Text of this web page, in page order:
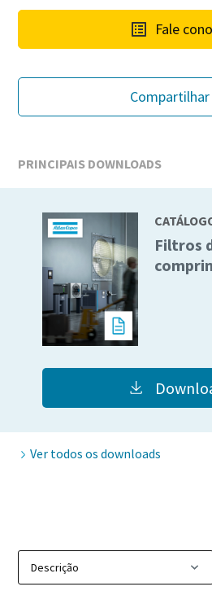
10 etapas para uma
Fale
PRINCIPAIS DOWNLOADS
Filtros
Ver todos os downloads